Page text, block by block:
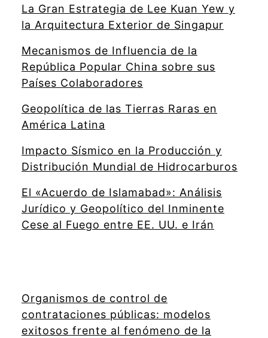
La Gran Estrategia de Lee Kuan Yew y
la Arquitectura Exterior de Singapur
Mecanismos de Influencia de la
República Popular China sobre sus
Países Colaboradores
Geopolítica de las Tierras Raras en
América Latina
Impacto Sísmico en la Producción y
Distribución Mundial de Hidrocarburos
El «Acuerdo de Islamabad»: Análisis
Jurídico y Geopolítico del Inminente
Cese al Fuego entre EE. UU. e Irán
Organismos de control de
contrataciones públicas: modelos
exitosos frente al fenómeno de la